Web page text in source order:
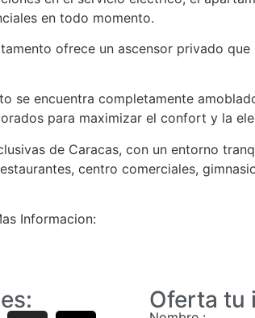
en todo momento.
ofrece un ascensor privado
se encuentra completamente
para maximizar el confort y la
de Caracas, con un entorno
centro comerciales,
Informacion:
Oferta tu